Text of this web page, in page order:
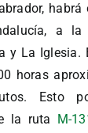
a
y La Iglesia.
horas
Esto
la ruta
M-